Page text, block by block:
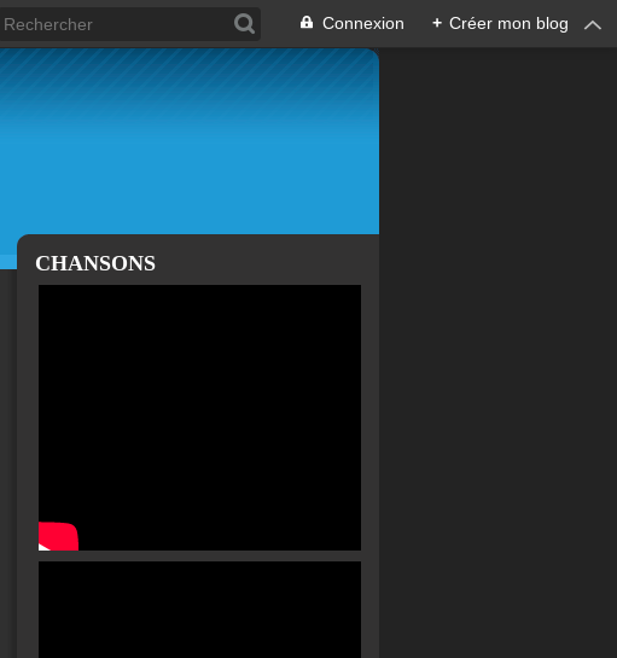
Connexion + Créer mon blog
CHANSONS